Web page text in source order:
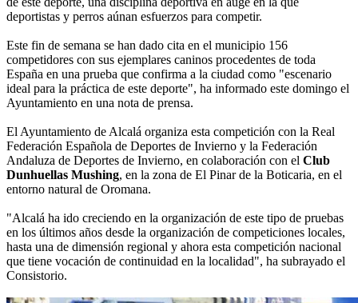
deportistas y perros aúnan esfuerzos para competir.
Este fin de semana se han dado cita en el municipio 156
competidores con sus ejemplares caninos procedentes de toda
España en una prueba que confirma a la ciudad como "escenario
ideal para la práctica de este deporte", ha informado este domingo el
Ayuntamiento en una nota de prensa.
El Ayuntamiento de Alcalá organiza esta competición con la Real
Federación Española de Deportes de Invierno y la Federación
Andaluza de Deportes de Invierno, en colaboración con el Club
Dunhuellas Mushing, en la zona de El Pinar de la Boticaria, en el
entorno natural de Oromana.
"Alcalá ha ido creciendo en la organización de este tipo de pruebas
en los últimos años desde la organización de competiciones locales,
hasta una de dimensión regional y ahora esta competición nacional
que tiene vocación de continuidad en la localidad", ha subrayado el
Consistorio.